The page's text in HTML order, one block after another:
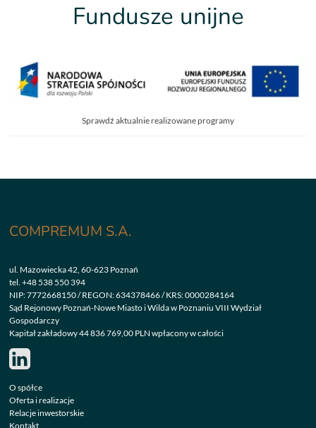
Fundusze unijne
Sprawdź aktualnie realizowane programy
COMPREMUM S.A.
ul. Mazowiecka 42, 60-623 Poznań
tel.+48 538 550 394
NIP: 7772668150 / REGON: 634378466 / KRS: 0000284164
Sąd Rejonowy Poznań-Nowe Miasto i Wilda w Poznaniu VIII Wydział
Gospodarczy
Kapitał zakładowy 44 836 769,00 PLN wpłacony w całości
O spółce
Oferta i realizacje
Relacje inwestorskie
Kontakt